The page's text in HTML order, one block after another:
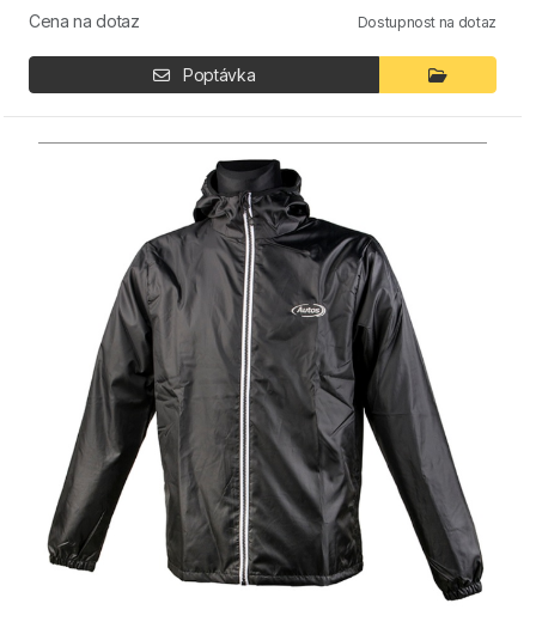
Cena na dotaz Dostupnost na dotaz
Poptávka